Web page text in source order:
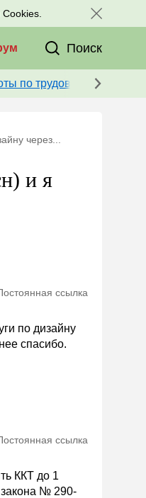
Поиск
по трудовой книжке
через...
и я
ссылка
по дизайну
спасибо.
ссылка
ККТ до 1
закона № 290-